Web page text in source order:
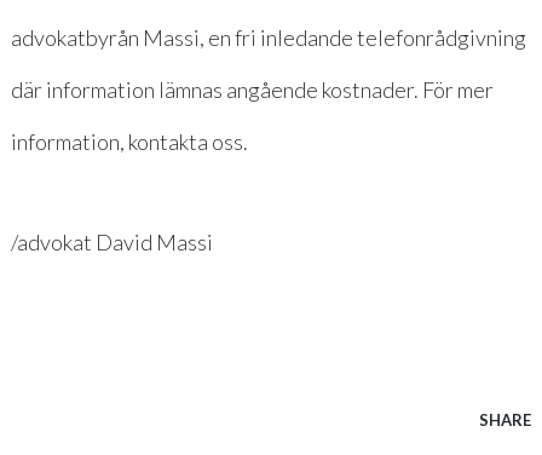
advokatbyrån Massi, en fri inledande telefonrådgivning
där information lämnas angående kostnader. För mer
information, kontakta oss.
/advokat David Massi
SHARE